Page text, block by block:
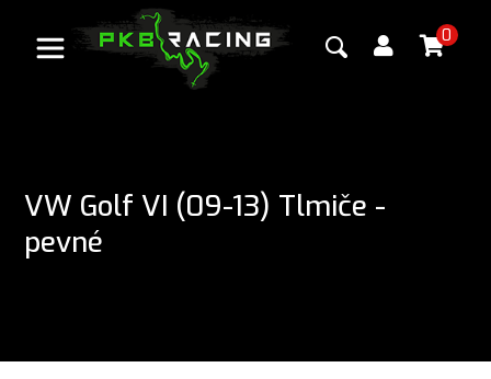
0
VW Golf VI (09-13) Tlmiče -
pevné